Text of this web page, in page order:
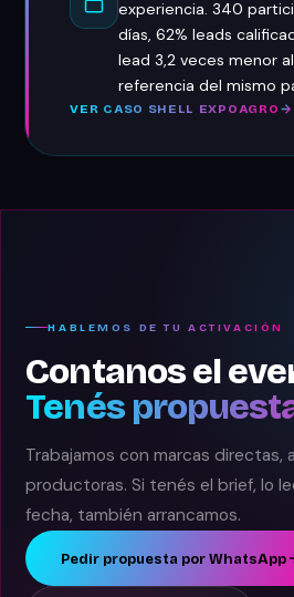
experiencia. 340
días, 62% leads
lead 3,2 veces menor
referencia del mismo
VER CASO SHELL EXPOAGRO
HABLEMOS DE TU ACTIVACIÓN
Contanos el
Tenés
Trabajamos con marcas directas,
productoras. Si tenés el brief, lo
fecha, también arrancamos.
Pedir propuesta por WhatsApp